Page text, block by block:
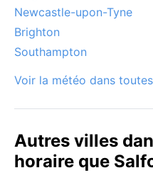
Newcastle-upon-Tyne
Brighton
Southampton
Voir la météo dans
Autres villes
horaire que